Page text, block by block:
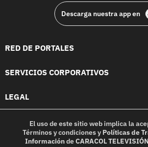
Descarga nuestra app en
RED DE PORTALES
SERVICIOS CORPORATIVOS
LEGAL
El uso de este sitio web implica la
Términos y condicionesy Políticas de
InformacióndeCARACOL